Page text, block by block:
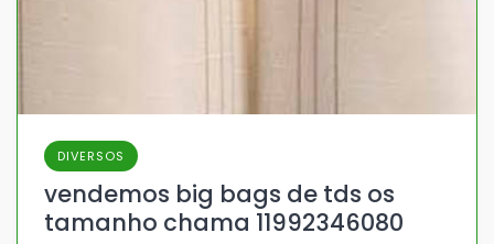
DIVERSOS
vendemos big bags de tds os
tamanho chama 11992346080